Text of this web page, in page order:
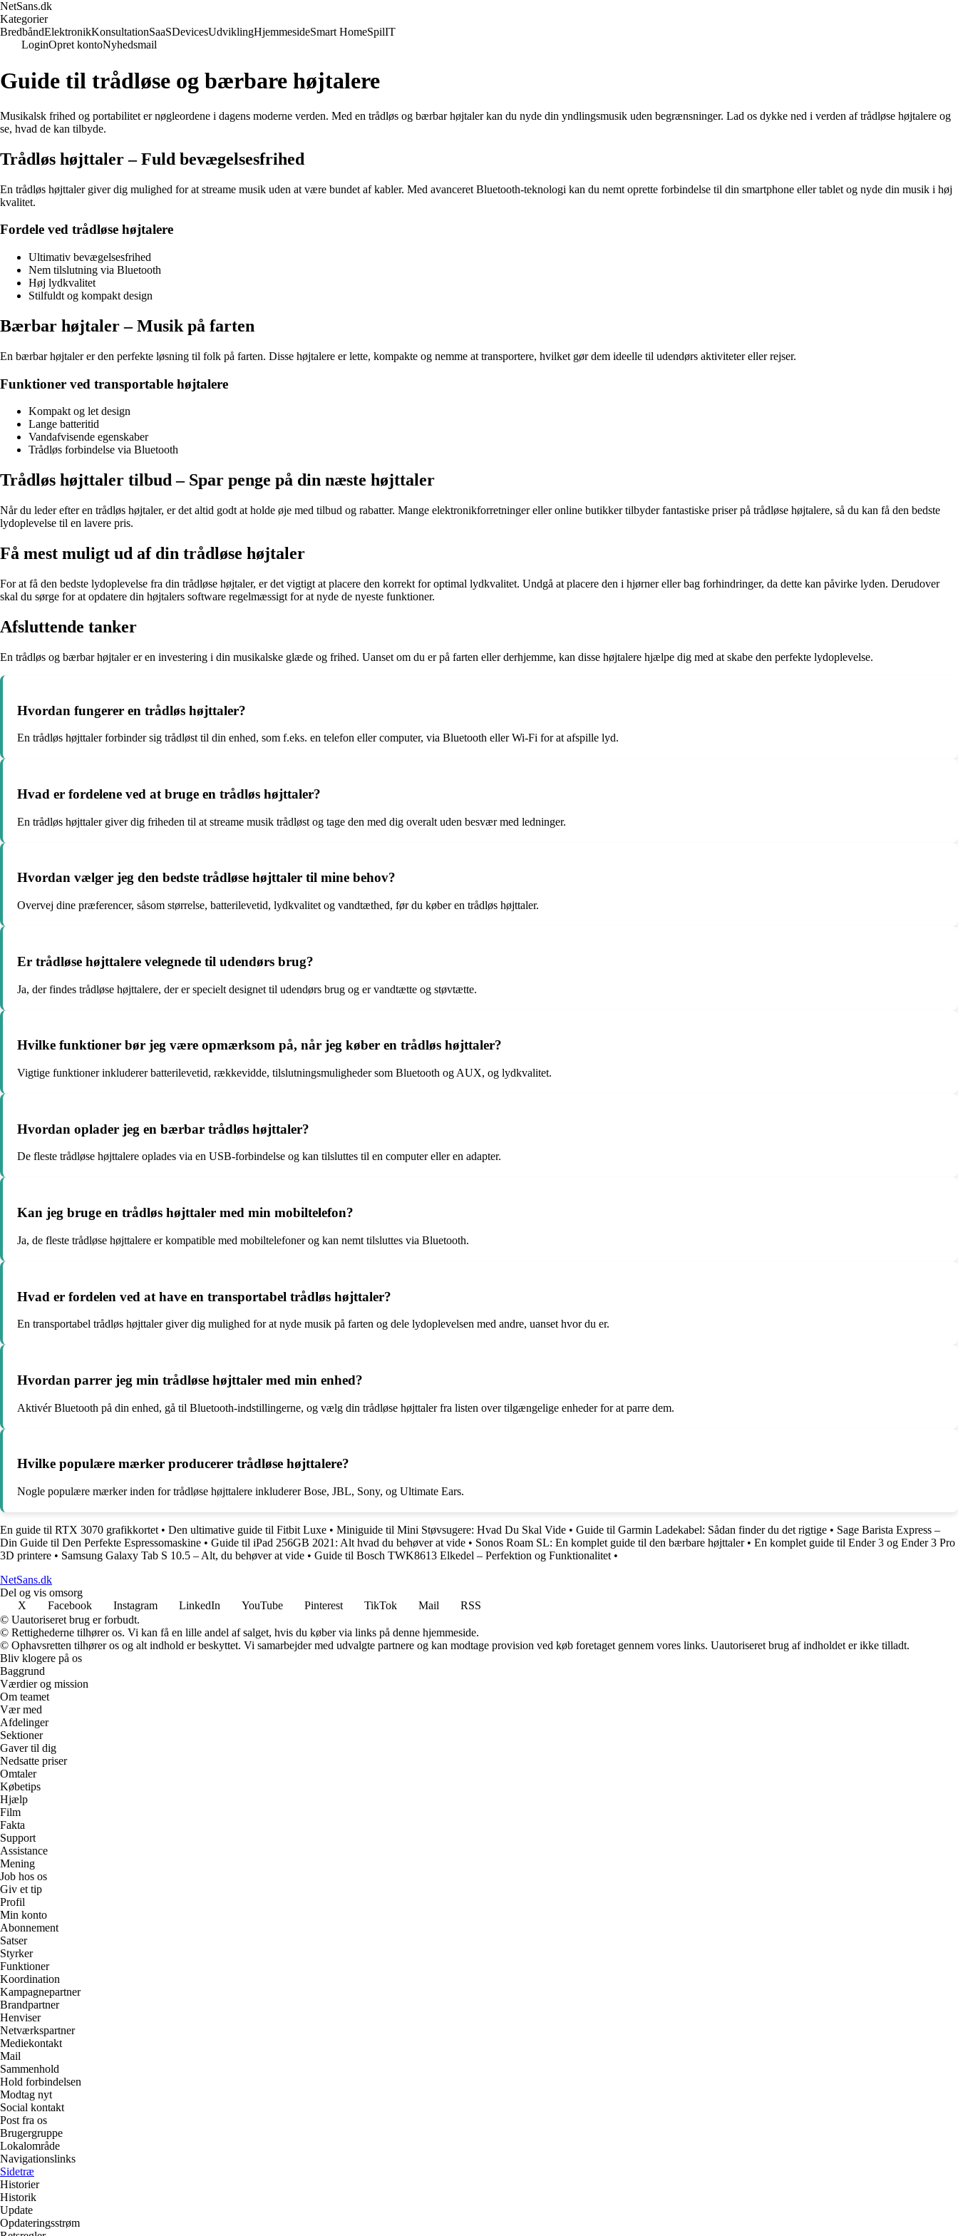
NetSans.dk
Kategorier
BredbåndElektronikKonsultationSaaSDevicesUdviklingHjemmesideSmart HomeSpilIT
LoginOpret kontoNyhedsmail
Guide til trådløse og bærbare højtalere
Musikalsk frihed og portabilitet er nøgleordene i dagens moderne verden. Med en trådløs og bærbar højtaler kan du nyde din yndlingsmusik uden begrænsninger. Lad os dykke ned i verden af trådløse højtalere og
se, hvad de kan tilbyde.
Trådløs højttaler – Fuld bevægelsesfrihed
En trådløs højttaler giver dig mulighed for at streame musik uden at være bundet af kabler. Med avanceret Bluetooth-teknologi kan du nemt oprette forbindelse til din smartphone eller tablet og nyde din musik i høj
kvalitet.
Fordele ved trådløse højtalere
Ultimativ bevægelsesfrihed
Nem tilslutning via Bluetooth
Høj lydkvalitet
Stilfuldt og kompakt design
Bærbar højtaler – Musik på farten
En bærbar højtaler er den perfekte løsning til folk på farten. Disse højtalere er lette, kompakte og nemme at transportere, hvilket gør dem ideelle til udendørs aktiviteter eller rejser.
Funktioner ved transportable højtalere
Kompakt og let design
Lange batteritid
Vandafvisende egenskaber
Trådløs forbindelse via Bluetooth
Trådløs højttaler tilbud – Spar penge på din næste højttaler
Når du leder efter en trådløs højtaler, er det altid godt at holde øje med tilbud og rabatter. Mange elektronikforretninger eller online butikker tilbyder fantastiske priser på trådløse højtalere, så du kan få den bedste
lydoplevelse til en lavere pris.
Få mest muligt ud af din trådløse højtaler
For at få den bedste lydoplevelse fra din trådløse højtaler, er det vigtigt at placere den korrekt for optimal lydkvalitet. Undgå at placere den i hjørner eller bag forhindringer, da dette kan påvirke lyden. Derudover
skal du sørge for at opdatere din højtalers software regelmæssigt for at nyde de nyeste funktioner.
Afsluttende tanker
En trådløs og bærbar højtaler er en investering i din musikalske glæde og frihed. Uanset om du er på farten eller derhjemme, kan disse højtalere hjælpe dig med at skabe den perfekte lydoplevelse.
Hvordan fungerer en trådløs højttaler?
En trådløs højttaler forbinder sig trådløst til din enhed, som f.eks. en telefon eller computer, via Bluetooth eller Wi-Fi for at afspille lyd.
Hvad er fordelene ved at bruge en trådløs højttaler?
En trådløs højttaler giver dig friheden til at streame musik trådløst og tage den med dig overalt uden besvær med ledninger.
Hvordan vælger jeg den bedste trådløse højttaler til mine behov?
Overvej dine præferencer, såsom størrelse, batterilevetid, lydkvalitet og vandtæthed, før du køber en trådløs højttaler.
Er trådløse højttalere velegnede til udendørs brug?
Ja, der findes trådløse højttalere, der er specielt designet til udendørs brug og er vandtætte og støvtætte.
Hvilke funktioner bør jeg være opmærksom på, når jeg køber en trådløs højttaler?
Vigtige funktioner inkluderer batterilevetid, rækkevidde, tilslutningsmuligheder som Bluetooth og AUX, og lydkvalitet.
Hvordan oplader jeg en bærbar trådløs højttaler?
De fleste trådløse højttalere oplades via en USB-forbindelse og kan tilsluttes til en computer eller en adapter.
Kan jeg bruge en trådløs højttaler med min mobiltelefon?
Ja, de fleste trådløse højttalere er kompatible med mobiltelefoner og kan nemt tilsluttes via Bluetooth.
Hvad er fordelen ved at have en transportabel trådløs højttaler?
En transportabel trådløs højttaler giver dig mulighed for at nyde musik på farten og dele lydoplevelsen med andre, uanset hvor du er.
Hvordan parrer jeg min trådløse højttaler med min enhed?
Aktivér Bluetooth på din enhed, gå til Bluetooth-indstillingerne, og vælg din trådløse højttaler fra listen over tilgængelige enheder for at parre dem.
Hvilke populære mærker producerer trådløse højttalere?
Nogle populære mærker inden for trådløse højttalere inkluderer Bose, JBL, Sony, og Ultimate Ears.
En guide til RTX 3070 grafikkortet • Den ultimative guide til Fitbit Luxe • Miniguide til Mini Støvsugere: Hvad Du Skal Vide • Guide til Garmin Ladekabel: Sådan finder du det rigtige • Sage Barista Express –
Din Guide til Den Perfekte Espressomaskine • Guide til iPad 256GB 2021: Alt hvad du behøver at vide • Sonos Roam SL: En komplet guide til den bærbare højttaler• En komplet guide til Ender 3 og Ender 3 Pro
3D printere • Samsung Galaxy Tab S 10.5 – Alt, du behøver at vide • Guide til Bosch TWK8613 Elkedel – Perfektion og Funktionalitet •
NetSans.dk
Del og vis omsorg
X
Facebook Instagram LinkedIn YouTube Pinterest TikTok Mail
RSS
© Uautoriseret brug er forbudt.
© Rettighederne tilhører os. Vi kan få en lille andel af salget, hvis du køber via links på denne hjemmeside.
© Ophavsretten tilhører os og alt indhold er beskyttet. Vi samarbejder med udvalgte partnere og kan modtage provision ved køb foretaget gennem vores links. Uautoriseret brug af indholdet er ikke tilladt.
Bliv klogere på os
Baggrund
Værdier og mission
Om teamet
Vær med
Afdelinger
Sektioner
Gaver til dig
Nedsatte priser
Omtaler
Købetips
Hjælp
Film
Fakta
Support
Assistance
Mening
Job hos os
Giv et tip
Profil
Min konto
Abonnement
Satser
Styrker
Funktioner
Koordination
Kampagnepartner
Brandpartner
Henviser
Netværkspartner
Mediekontakt
Mail
Sammenhold
Hold forbindelsen
Modtag nyt
Social kontakt
Post fra os
Brugergruppe
Lokalområde
Navigationslinks
Sidetræ
Historier
Historik
Update
Opdateringsstrøm